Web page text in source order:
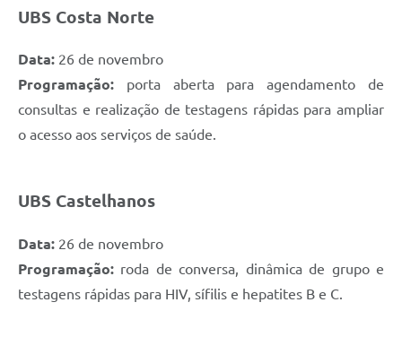
UBS Costa Norte
Data: 26 de novembro
Programação: porta aberta para agendamento de
consultas e realização de testagens rápidas para ampliar
o acesso aos serviços de saúde.
UBS Castelhanos
Data: 26 de novembro
Programação: roda de conversa, dinâmica de grupo e
testagens rápidas para HIV, sífilis e hepatites B e C.